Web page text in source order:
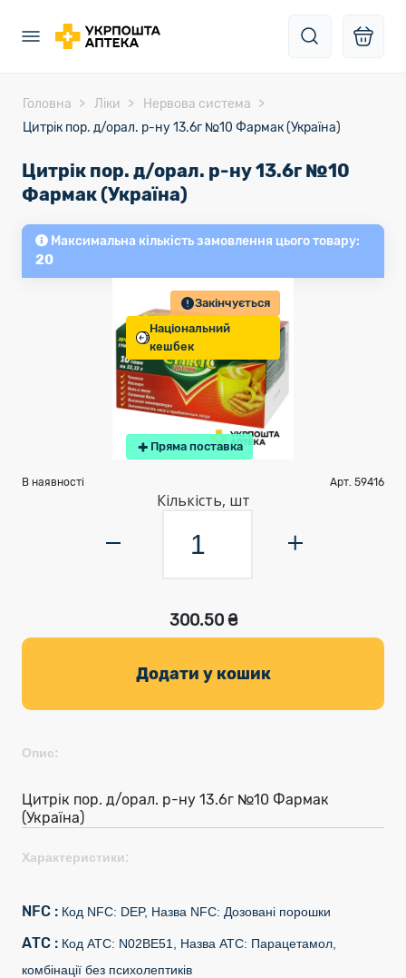
Головна Ліки
Нервова система
Цитрік пор. д/орал. р-ну 13.6г №10 Фармак (Україна)
Цитрік пор. д/орал. р-ну 13.6г №10
Фармак (Україна)
Максимальна кількість замовлення цього товару:
20
Закінчується
Національний
кешбек
Пряма поставка
В наявності Арт. 59416
Кількість, шт
300.50 ₴
Додати у кошик
Опис:
Цитрік пор. д/орал. р-ну 13.6г №10 Фармак
(Україна)
Характеристики:
NFC : Код NFC: DEP, Назва NFC: Дозовані порошки
АТС : Код АТС: N02BE51, Назва АТС: Парацетамол,
комбінації без психолептиків